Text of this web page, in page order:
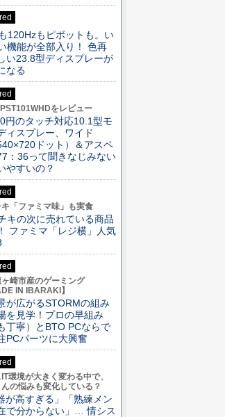
120Hzもピボットも。い
機能が全部入り！ 色再
い23.8型ディスプレーが
なる
をレビュー
円のタッチ対応10.1型モ
ィスプレー、ワイド
ドット）＆アスペ
：36って聞きなじみない
やすいの？
「ファミマ味」も実食
キの次に売れている商品
ファミマ「レジ横」人気
崎市産のゲーミング
IN IBARAKI】
が広がるSTORMの組み
を見学！プロの早組み
丁寧）とBTO PCならで
PCパーツに大興奮
環境が大きく変わる中で、
の悩みも変化している？
が高すぎる」「熟練メン
で分からない」… 情シス